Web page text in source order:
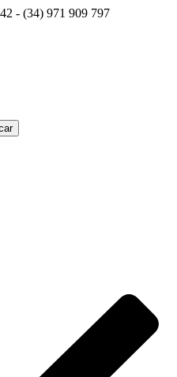
- (34) 971 909 797